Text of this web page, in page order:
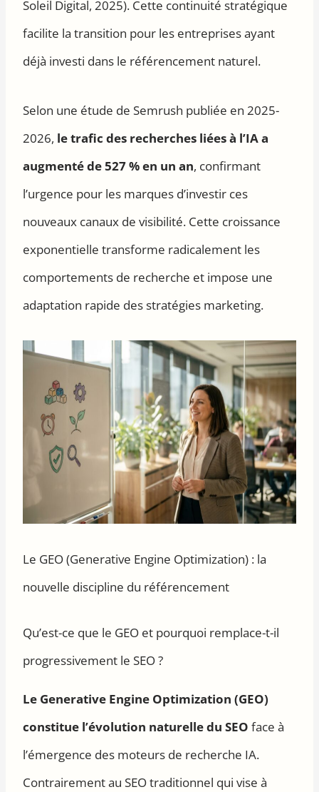
Soleil Digital, 2025). Cette continuité stratégique
facilite la transition pour les entreprises ayant
déjà investi dans le référencement naturel.
Selon une étude de Semrush publiée en 2025-
2026, le trafic des recherches liées à l’IA a
augmenté de 527 % en un an, confirmant
l’urgence pour les marques d’investir ces
nouveaux canaux de visibilité. Cette croissance
exponentielle transforme radicalement les
comportements de recherche et impose une
adaptation rapide des stratégies marketing.
Le GEO (Generative Engine Optimization) : la
nouvelle discipline du référencement
Qu’est-ce que le GEO et pourquoi remplace-t-il
progressivement le SEO ?
Le Generative Engine Optimization (GEO)
constitue l’évolution naturelle du SEO face à
l’émergence des moteurs de recherche IA.
Contrairement au SEO traditionnel qui vise à